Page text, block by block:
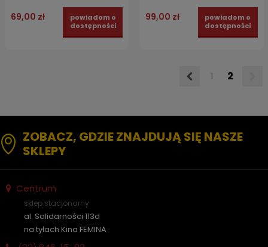
69,00 zł
powiadom o
dostępności
99,00 zł
powiadom o
dostępności
2
ZOBACZ, GDZIE ZNAJDUJĄ SIĘ NASZE
SKLEPY
Centrum
sklep stacjonarny
al. Solidarności 113d
na tyłach Kina FEMINA